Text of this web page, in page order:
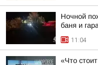
Ночной
баня и
11:04
«Что